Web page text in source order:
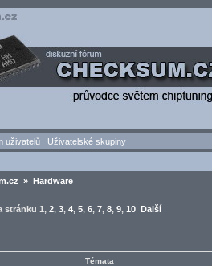
uživatelů Uživatelské skupiny
» Hardware
stránku 1, 2, 3, 4, 5, 6, 7, 8, 9, 10 Další
Témata